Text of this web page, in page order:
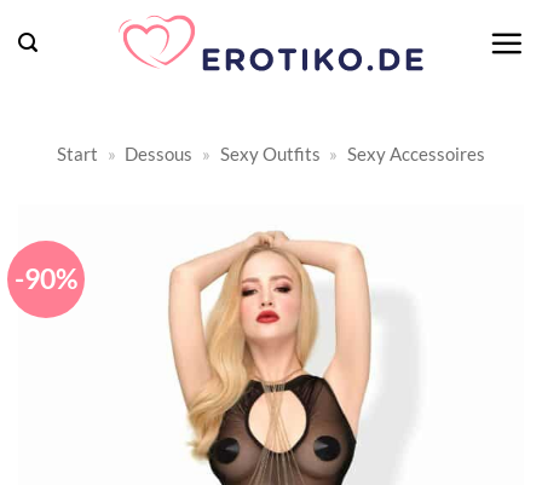
Inhalt
Start » Dessous » Sexy Outfits » Sexy Accessoires
-90%